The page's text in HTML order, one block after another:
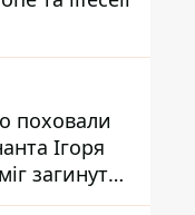
поховали
Ігоря
загинути